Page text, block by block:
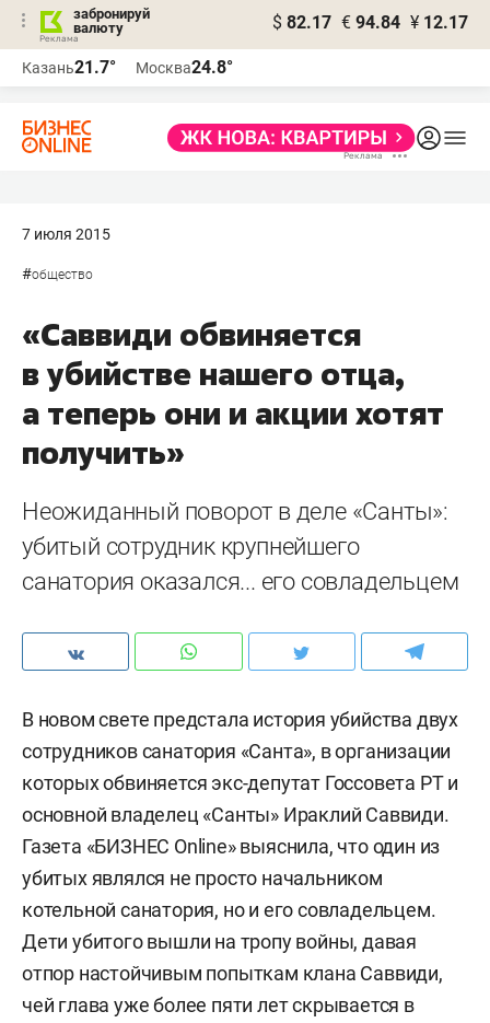
забронируй
валюту
$ 82.17 € 94.84 ¥ 12.17
Казань21.7° Москва24.8°
7 июля 2015
#общество
«Саввиди обвиняется
в убийстве нашего отца,
а теперь они и акции хотят
получить»
Неожиданный поворот в деле «Санты»:
убитый сотрудник крупнейшего
санатория оказался... его совладельцем
В новом свете предстала история убийства двух
сотрудников санатория «Санта», в организации
которых обвиняется экс-депутат Госсовета РТ и
основной владелец «Санты» Ираклий Саввиди.
Газета «БИЗНЕС Online» выяснила, что один из
убитых являлся не просто начальником
котельной санатория, но и его совладельцем.
Дети убитого вышли на тропу войны, давая
отпор настойчивым попыткам клана Саввиди,
чей глава уже более пяти лет скрывается в